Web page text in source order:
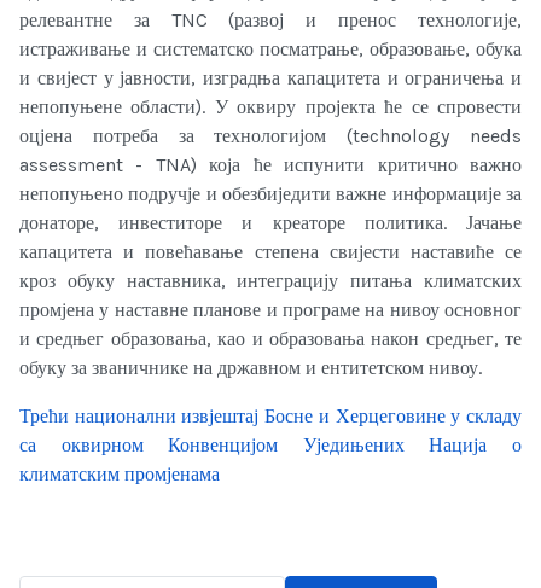
релевантне за TNC (развој и пренос технологије,
истраживање и систематско посматрање, образовање, обука
и свијест у јавности, изградња капацитета и ограничења и
непопуњене области). У оквиру пројекта ће се спровести
оцјена потреба за технологијом (technology needs
assessment - TNA) која ће испунити критично важно
непопуњено подручје и обезбиједити важне информације за
донаторе, инвеститоре и креаторе политика. Јачање
капацитета и повећавање степена свијести наставиће се
кроз обуку наставника, интеграцију питања климатских
промјена у наставне планове и програме на нивоу основног
и средњег образовања, као и образовања након средњег, те
обуку за званичнике на државном и ентитетском нивоу.
Трећи национални извјештај Босне и Херцеговине у складу
са оквирном Конвенцијом Уједињених Нација о
климатским промјенама